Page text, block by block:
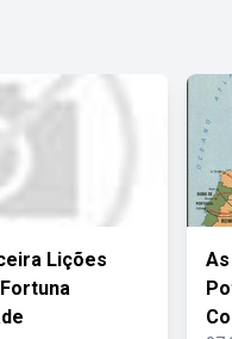
Lições